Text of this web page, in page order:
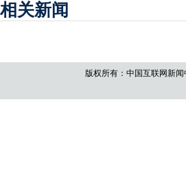
相关新闻
版权所有：中国互联网新闻